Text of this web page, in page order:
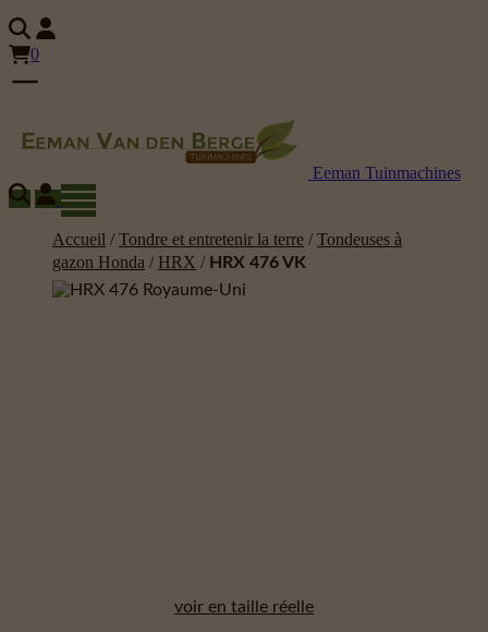
0
Eeman Tuinmachines
Accueil / Tondre et entretenir la terre / Tondeuses à
gazon Honda / HRX / HRX 476 VK
voir en taille réelle